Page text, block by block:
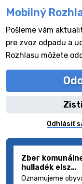
Mobilný
Pošleme vám
pre zvoz odpadu a
Rozhlasu môžete
Odhlásiť
Zber
hulladék elsz…
Oznamujeme